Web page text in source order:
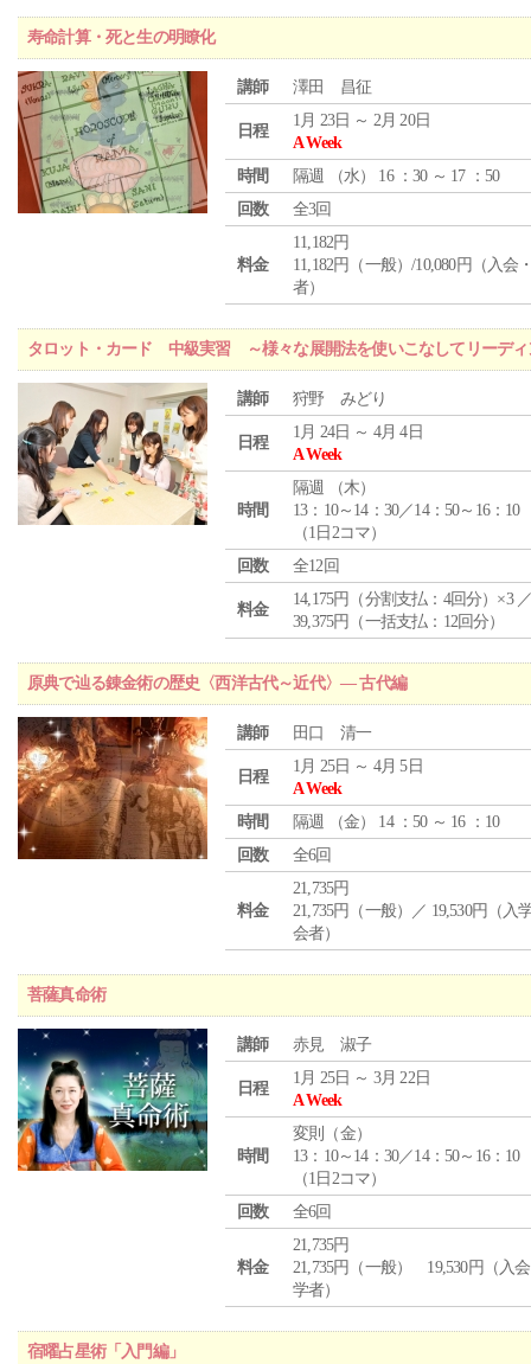
寿命計算・死と生の明瞭化
講師 澤田 昌征
日程
1月 23日 ～ 2月 20日
A Week
時間
隔週 （水） 16 ：30 ～ 17 ：50
回数
全3回
料金
11,182円
11,182円（一般）/10,080円（入会
者）
タロット・カード 中級実習 ～様々な展開法を使いこなしてリーディ
講師 狩野 みどり
日程
1月 24日 ～ 4月 4日
A Week
時間
隔週 （木）
13：10～14：30／14：50～16：10
（1日2コマ）
回数
全12回
料金
14,175円（分割支払：4回分）×3
39,375円（一括支払：12回分）
原典で辿る錬金術の歴史〈西洋古代～近代〉― 古代編
講師 田口 清一
日程
1月 25日 ～ 4月 5日
A Week
時間
隔週 （金） 14 ：50 ～ 16 ：10
回数
全6回
料金
21,735円
21,735円（一般）／ 19,530円（入
会者）
菩薩真命術
講師 赤見 淑子
日程
1月 25日 ～ 3月 22日
A Week
時間
変則（金）
13：10～14：30／14：50～16：10
（1日2コマ）
回数
全6回
料金
21,735円
21,735円（一般） 19,530円（入
学者）
宿曜占星術「入門編」